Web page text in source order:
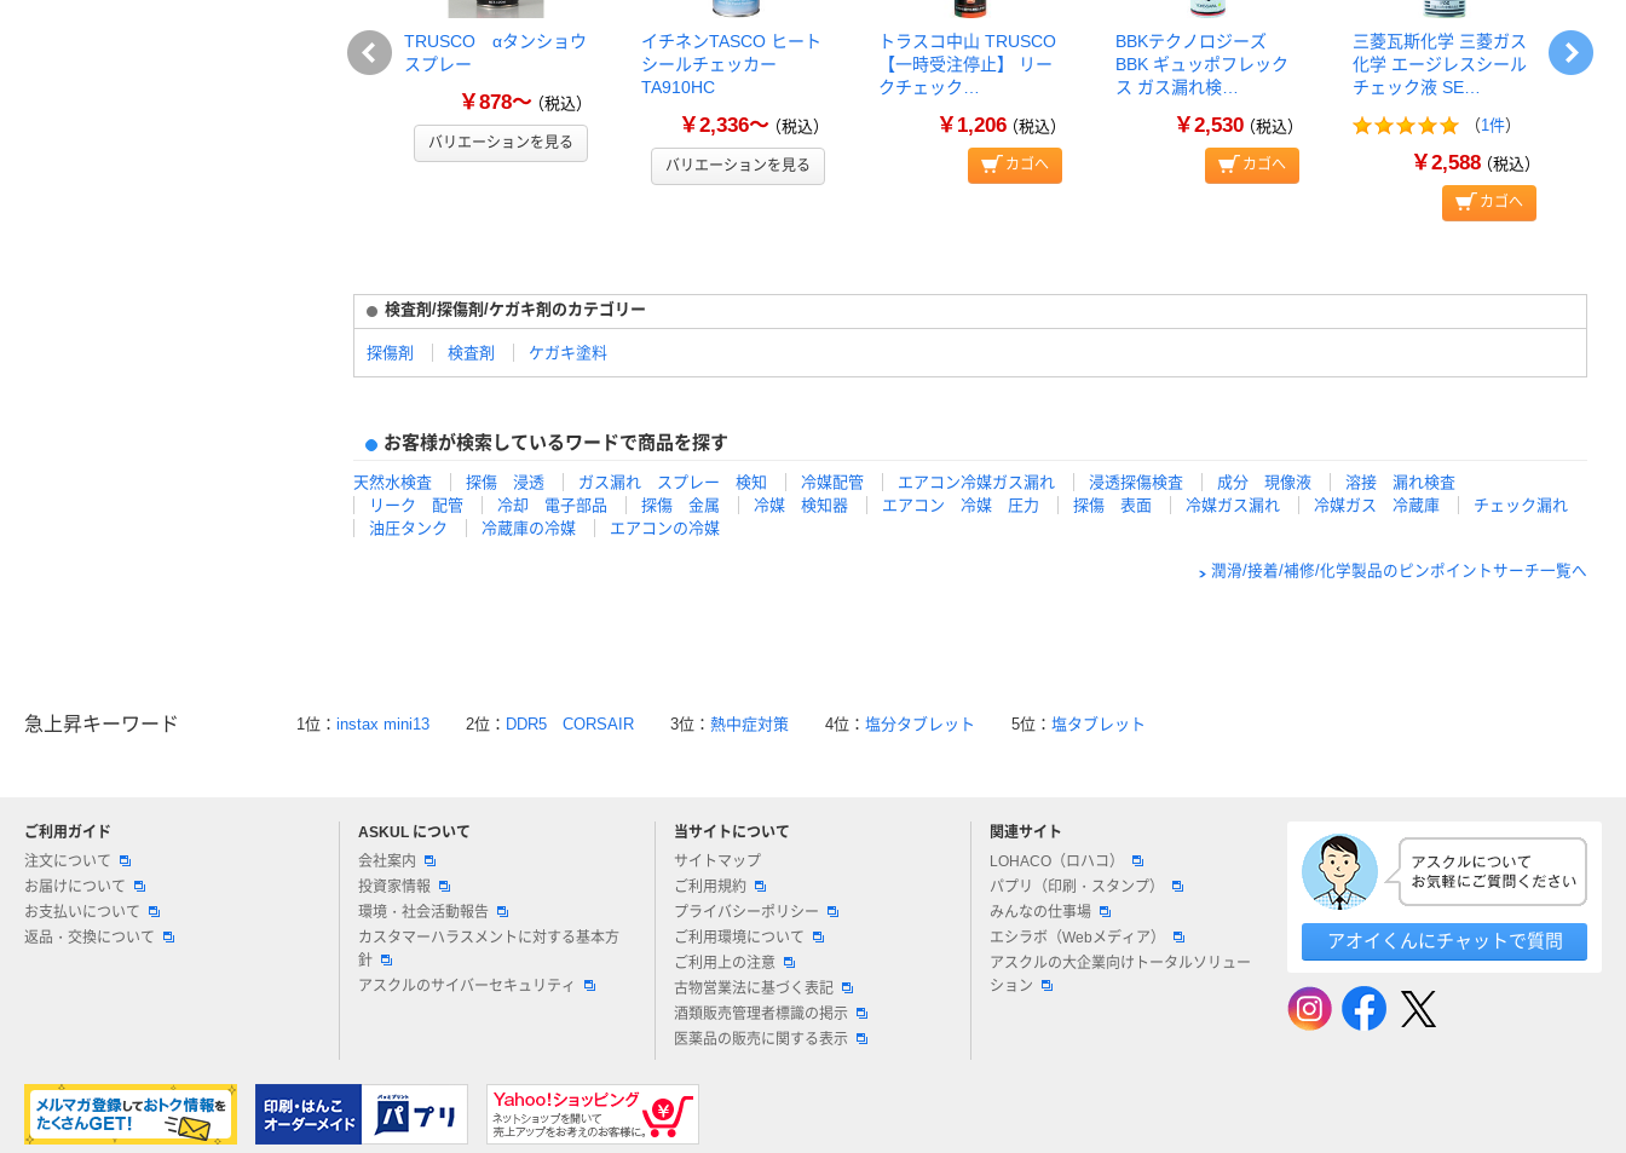
TRUSCO αタンショウ
スプレー
￥878～（税込）
バリエーションを見る
イチネンTASCO ヒート
シールチェッカー
TA910HC
￥2,336～（税込）
バリエーションを見る
トラスコ中山 TRUSCO
【一時受注停止】 リー
クチェック…
￥1,206（税込）
カゴへ
BBKテクノロジーズ
BBK ギュッポフレック
ス ガス漏れ検…
￥2,530（税込）
カゴへ
三菱瓦斯化学 三菱ガス
化学 エージレスシール
チェック液 SE…
（1件）
￥2,588（税込）
カゴへ
イ
ク
検査剤/探傷剤/ケガキ剤のカテゴリー
探傷剤 検査剤 ケガキ塗料
お客様が検索しているワードで商品を探す
天然水検査 探傷 浸透 ガス漏れ スプレー 検知 冷媒配管 エアコン冷媒ガス漏れ 浸透探傷検査 成分 現像液
溶接 漏れ検査
リーク 配管
冷却 電子部品 探傷 金属 冷媒 検知器 エアコン 冷媒 圧力 探傷 表面 冷媒ガス漏れ 冷媒ガス 冷蔵庫
チェック漏れ
油圧タンク
冷蔵庫の冷媒 エアコンの冷媒
潤滑/接着/補修/化学製品のピンポイントサーチ一覧へ
急上昇キーワード 1位： instax mini13 2位： DDR5 CORSAIR 3位： 熱中症対策 4位： 塩分タブレット 5位： 塩タブレット
ご利用ガイド
注文について
お届けについて
お支払いについて
返品・交換について
ASKUL について
会社案内
投資家情報
環境・社会活動報告
カスタマーハラスメントに対する基本方
針
アスクルのサイバーセキュリティ
当サイトについて
サイトマップ
ご利用規約
プライバシーポリシー
ご利用環境について
ご利用上の注意
古物営業法に基づく表記
酒類販売管理者標識の掲示
医薬品の販売に関する表示
関連サイト
LOHACO（ロハコ）
パプリ（印刷・スタンプ）
みんなの仕事場
エシラボ（Webメディア）
アスクルの大企業向けトータルソリュー
ション
アスクルについてお気軽にご質問ください
アオイくんにチャットで質問